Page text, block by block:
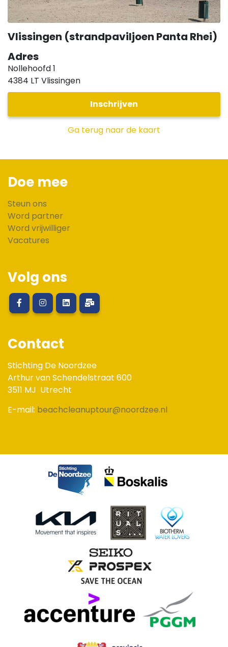
Vlissingen (strandpaviljoen Panta Rhei)
Adres
Nollehoofd 1
4384 LT Vlissingen
Inschrijven
Ga terug naar de kaart
Doe mee
Steun ons
Word partner
Word vrijwilliger
Vacatures
Volg ons
Contact
Stichting De Noordzee
Arthur van Schendelstraat 600
3511 MJ Utrecht
E-mail: beachcleanuptour@noordzee.nl